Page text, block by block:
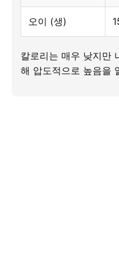
오이 (생)
칼로리는 매우 낮지만
해 압도적으로 높음을